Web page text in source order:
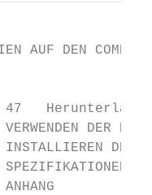
AUF DEN
DER
DER
ANHANG